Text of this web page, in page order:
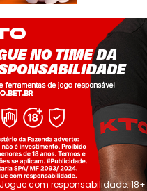
Jogue com responsabilidade. 18+